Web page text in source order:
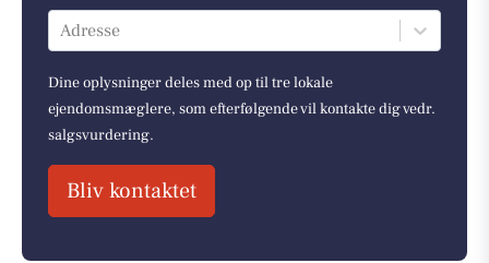
Adresse
Dine oplysninger deles med op til tre lokale
ejendomsmæglere, som efterfølgende vil kontakte dig vedr.
salgsvurdering.
Bliv kontaktet